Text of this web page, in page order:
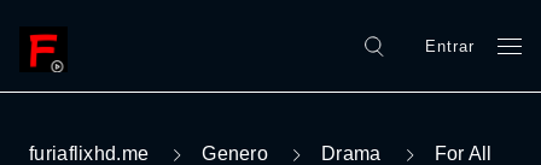
Entrar
furiaflixhd.me Genero Drama
For All